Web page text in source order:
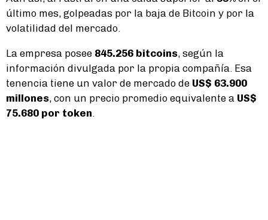
último mes, golpeadas por la baja de Bitcoin y por la
volatilidad del mercado.
La empresa posee 845.256 bitcoins, según la
información divulgada por la propia compañía. Esa
tenencia tiene un valor de mercado de US$ 63.900
millones, con un precio promedio equivalente a US$
75.680 por token